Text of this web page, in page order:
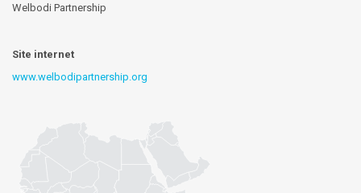
Welbodi Partnership
Site internet
www.welbodipartnership.org